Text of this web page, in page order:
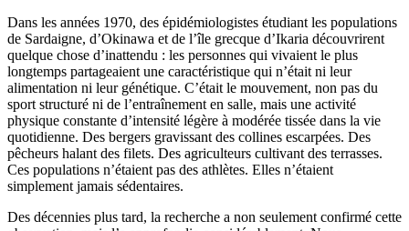
Dans les années 1970, des épidémiologistes étudiant les populations
de Sardaigne, d’Okinawa et de l’île grecque d’Ikaria découvrirent
quelque chose d’inattendu : les personnes qui vivaient le plus
longtemps partageaient une caractéristique qui n’était ni leur
alimentation ni leur génétique. C’était le mouvement, non pas du
sport structuré ni de l’entraînement en salle, mais une activité
physique constante d’intensité légère à modérée tissée dans la vie
quotidienne. Des bergers gravissant des collines escarpées. Des
pêcheurs halant des filets. Des agriculteurs cultivant des terrasses.
Ces populations n’étaient pas des athlètes. Elles n’étaient
simplement jamais sédentaires.
Des décennies plus tard, la recherche a non seulement confirmé cette